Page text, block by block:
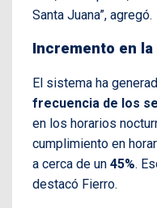
Santa Juana”, agregó.
Incremento en
El sistema ha
frecuencia de los
en los horarios
cumplimiento en
a cerca de un 45%.
destacó Fierro.